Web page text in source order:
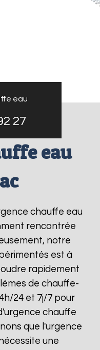
eau
27
eau
chauffe eau
rencontrée
notre
est à
rapidement
de chauffe-
24 et 7j/7 pour
chauffe
que l'urgence
une